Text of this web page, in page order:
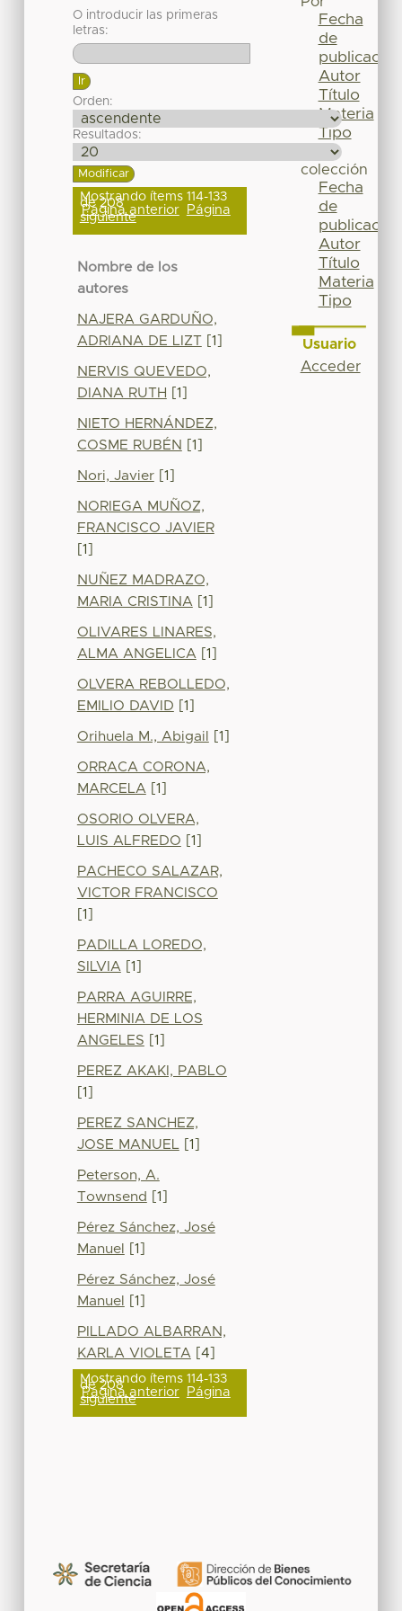
O introducir las primeras
letras:
Orden:
Resultados:
Mostrando ítems 114-133
de 208
Página anterior Página
siguiente
Nombre de los
autores
NAJERA GARDUÑO,
ADRIANA DE LIZT[1]
NERVIS QUEVEDO,
DIANA RUTH
[1]
NIETO HERNÁNDEZ,
COSME RUBÉN
[1]
Nori, Javier[1]
NORIEGA MUÑOZ,
FRANCISCO JAVIER
[1]
NUÑEZ MADRAZO,
MARIA CRISTINA [1]
OLIVARES LINARES,
ALMA ANGELICA [1]
OLVERA REBOLLEDO,
EMILIO DAVID [1]
Orihuela M., Abigail [1]
ORRACA CORONA,
MARCELA [1]
OSORIO OLVERA,
LUIS ALFREDO [1]
PACHECO SALAZAR,
VICTOR FRANCISCO
[1]
PADILLA LOREDO,
SILVIA [1]
PARRA AGUIRRE,
HERMINIA DE LOS
ANGELES [1]
PEREZ AKAKI, PABLO
[1]
PEREZ SANCHEZ,
JOSE MANUEL [1]
Peterson, A.
Townsend
[1]
Pérez Sánchez, José
Manuel
[1]
Pérez Sánchez, José
Manuel
[1]
PILLADO ALBARRAN,
KARLA VIOLETA [4]
Mostrando ítems 114-133
de 208
Página anterior Página
siguiente
Fecha
de
publicación
Autor
Título
Materia
Tipo
colección
Fecha
de
publicación
Autor
Título
Materia
Tipo
Usuario
Acceder